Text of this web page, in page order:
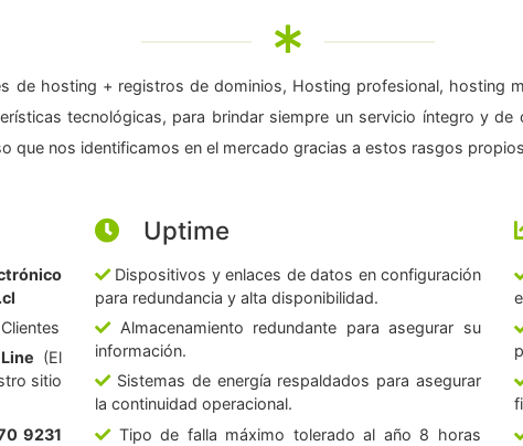
de hosting + registros de dominios, Hosting profesional, hosting
tecnológicas, para brindar siempre un servicio íntegro y
que nos identificamos en el mercado gracias a estos rasgos
(El
sitio
9231
Uptime
Dispositivos y enlaces de datos en configuración
para redundancia y alta disponibilidad.
Almacenamiento redundante para asegurar su
información.
Sistemas de energía respaldados para asegurar
la continuidad operacional.
Tipo de falla máximo tolerado al año 8 horas